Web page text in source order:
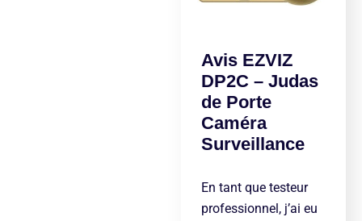
Avis EZVIZ
DP2C – Judas
de Porte
Caméra
Surveillance
En tant que testeur
professionnel, j’ai eu